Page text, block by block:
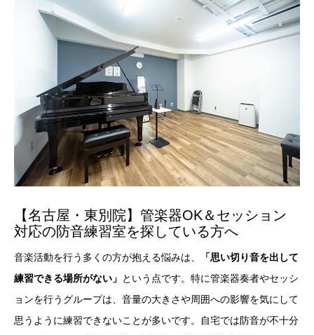
【名古屋・東別院】管楽器OK＆セッション
対応の防音練習室を探している方へ
音楽活動を行う多くの方が抱える悩みは、
「思い切り音を出して
練習できる場所がない」 という点です。特に管楽器奏者やセッシ
ョンを行うグループは、音量の大きさや周囲への影響を気にして
思うように練習できないことが多いです。自宅では防音が不十分